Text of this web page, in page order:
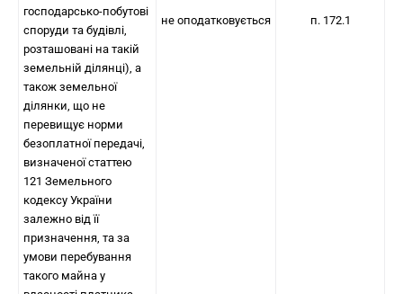
господарсько-побутові
споруди та будівлі,
розташовані на такій
земельній ділянці), а
також земельної
ділянки, що не
перевищує норми
безоплатної передачі,
визначеної статтею
121 Земельного
кодексу України
залежно від її
призначення, та за
умови перебування
такого майна у
не оподатковується п. 172.1